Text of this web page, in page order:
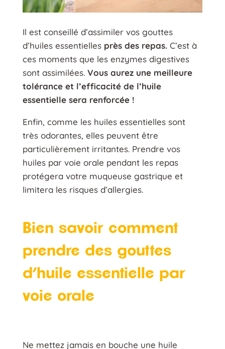
Il est conseillé d’assimiler vos gouttes
d’huiles essentielles près des repas.C’est à
ces moments que les enzymes digestives
sont assimilées. Vous aurez une meilleure
tolérance et l’efficacité de l’huile
essentielle sera renforcée !
Enfin, comme les huiles essentielles sont
très odorantes, elles peuvent être
particulièrement irritantes. Prendre vos
huiles par voie orale pendant les repas
protégera votre muqueuse gastrique et
limitera les risques d’allergies.
Bien savoir comment
prendre des gouttes
d’huile essentielle par
voie orale
Ne mettez jamais en bouche une huile